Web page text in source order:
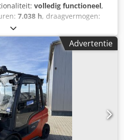
volledig functioneel,
7.038 h, draagvermogen:
mm
Diesel, Diesel
Staat: Klaar voor
Crodpfszr Sw Nex Apysf
3e klep, 4e klep,
Advertentie